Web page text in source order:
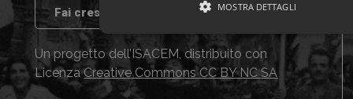
Fai crescere il progetto
Un progetto dell’ISACEM, distribuito con
LicenzaCreative Commons CC BY NC SA
MOSTRA DETTAGLI